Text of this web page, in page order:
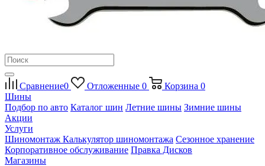
Сравнение0 Отложенные 0 Корзина 0
Шины
Подбор по авто Каталог шин Летние шины Зимние шины
Акции
Услуги
Шиномонтаж Калькулятор шиномонтажа Сезонное хранение
Корпоративное обслуживание Правка Дисков
Магазины